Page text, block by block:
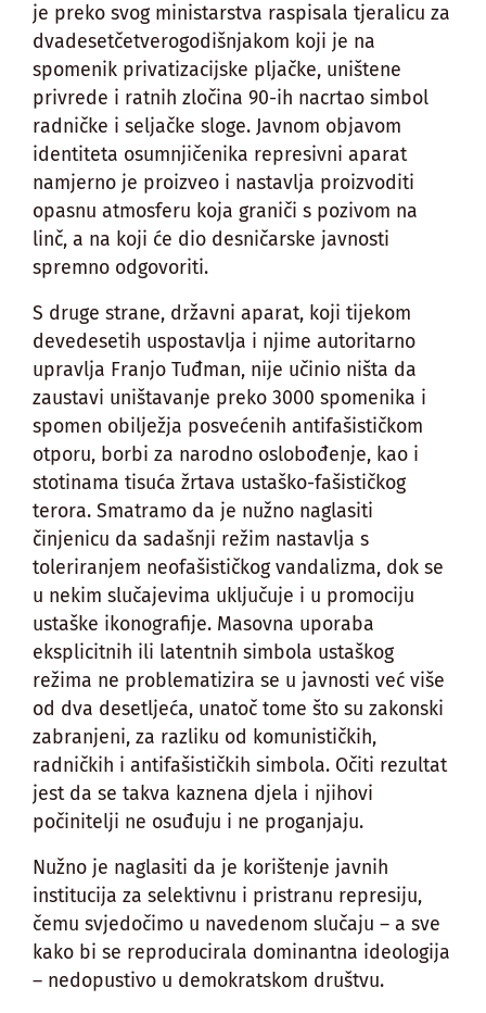
je preko svog ministarstva raspisala tjeralicu za
dvadesetčetverogodišnjakom koji je na
spomenik privatizacijske pljačke, uništene
privrede i ratnih zločina 90-ih nacrtao simbol
radničke i seljačke sloge. Javnom objavom
identiteta osumnjičenika represivni aparat
namjerno je proizveo i nastavlja proizvoditi
opasnu atmosferu koja graniči s pozivom na
linč, a na koji će dio desničarske javnosti
spremno odgovoriti.
S druge strane, državni aparat, koji tijekom
devedesetih uspostavlja i njime autoritarno
upravlja Franjo Tuđman, nije učinio ništa da
zaustavi uništavanje preko 3000 spomenika i
spomen obilježja posvećenih antifašističkom
otporu, borbi za narodno oslobođenje, kao i
stotinama tisuća žrtava ustaško-fašističkog
terora. Smatramo da je nužno naglasiti
činjenicu da sadašnji režim nastavlja s
toleriranjem neofašističkog vandalizma, dok se
u nekim slučajevima uključuje i u promociju
ustaške ikonografije. Masovna uporaba
eksplicitnih ili latentnih simbola ustaškog
režima ne problematizira se u javnosti već više
od dva desetljeća, unatoč tome što su zakonski
zabranjeni, za razliku od komunističkih,
radničkih i antifašističkih simbola. Očiti rezultat
jest da se takva kaznena djela i njihovi
počinitelji ne osuđuju i ne proganjaju.
Nužno je naglasiti da je korištenje javnih
institucija za selektivnu i pristranu represiju,
čemu svjedočimo u navedenom slučaju – a sve
kako bi se reproducirala dominantna ideologija
– nedopustivo u demokratskom društvu.